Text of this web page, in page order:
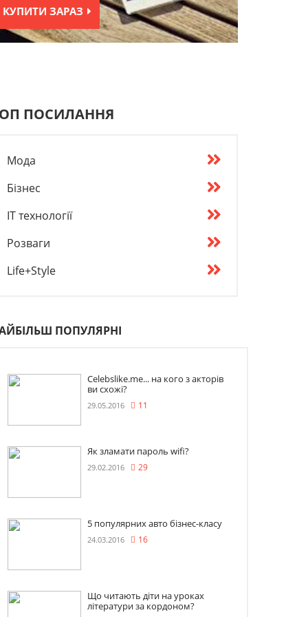
КУПИТИ ЗАРАЗ
ПОСИЛАННЯ
Мода
Бізнес
IT технології
Розваги
Life+Style
ПОПУЛЯРНІ
Celebslike.me... на кого з акторів
ви схожі?
29.05.2016 11
Як зламати пароль wifi?
29.02.2016 29
5 популярних авто бізнес-класу
24.03.2016 16
Що читають діти на уроках
літератури за кордоном?